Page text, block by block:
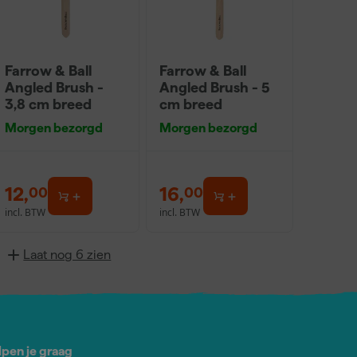
Farrow & Ball
Angled Brush -
3,8 cm breed
Morgen bezorgd
12,00
incl. BTW
Farrow & Ball
Angled Brush - 5
cm breed
Morgen bezorgd
16,00
incl. BTW
Laat nog 6 zien
je graag